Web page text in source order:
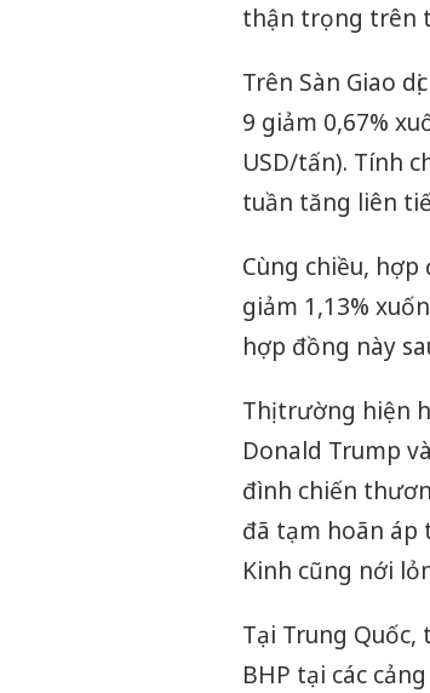
thận trọng trên
Trên Sàn Giao
9 giảm 0,67%
USD/tấn). Tính
tuần tăng liên
Cùng chiều,
giảm 1,13%
hợp đồng này
Thị trường hiện
Donald Trump
đình chiến
đã tạm hoãn áp
Kinh cũng nới
Tại Trung
BHP tại các